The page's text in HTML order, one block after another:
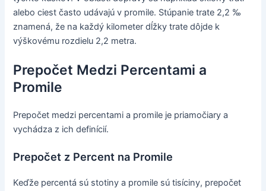
alebo ciest často udávajú v promile. Stúpanie trate 2,2 ‰
znamená, že na každý kilometer dĺžky trate dôjde k
výškovému rozdielu 2,2 metra.
Prepočet Medzi Percentami a
Promile
Prepočet medzi percentami a promile je priamočiary a
vychádza z ich definícií.
Prepočet z Percent na Promile
Keďže percentá sú stotiny a promile sú tisíciny, prepočet